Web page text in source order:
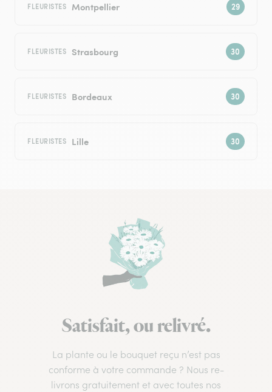
FLEURISTES Montpellier
FLEURISTES Strasbourg
FLEURISTES Bordeaux
FLEURISTES Lille
Satisfait, ou relivré.
La plante ou le bouquet reçu n’est pas
conforme à votre commande ? Nous re-
livrons gratuitement et avec toutes nos